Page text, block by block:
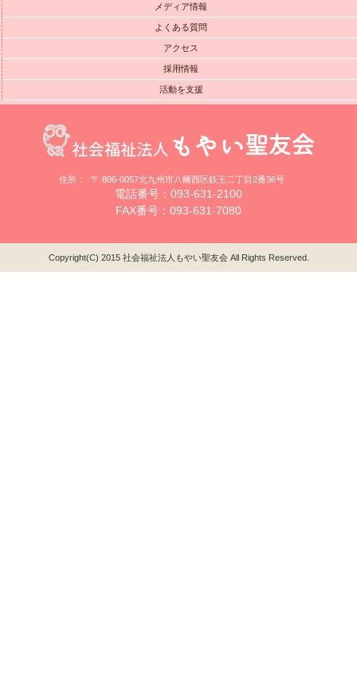
メディア情報
よくある質問
アクセス
採用情報
活動を支援
住所： 〒 806-0057北九州市八幡西区鉄王二丁目2番36号
電話番号：093-631-2100
FAX番号：093-631-7080
Copyright(C) 2015 社会福祉法人もやい聖友会 All Rights Reserved.